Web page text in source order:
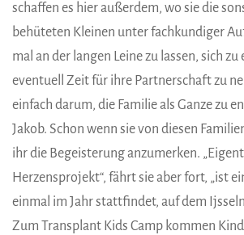
schaffen es hier außerdem, wo sie die
behüteten Kleinen unter fachkundiger
mal an der langen Leine zu lassen, sich
eventuell Zeit für ihre Partnerschaft zu
einfach darum, die Familie als Ganze zu
Jakob. Schon wenn sie von diesen
ihr die Begeisterung anzumerken.
Herzensprojekt“, fährt sie aber fort, „ist
einmal im Jahr stattfindet, auf dem
Zum Transplant Kids Camp kommen